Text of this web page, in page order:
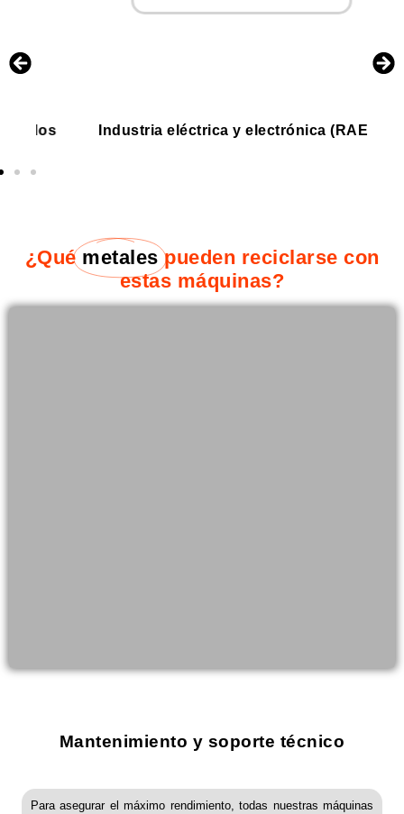
Industria eléctrica y electrónica (RAEE)
¿Qué metales pueden reciclarse con
estas máquinas?
Mantenimiento y soporte técnico
Para asegurar el máximo rendimiento, todas nuestras máquinas